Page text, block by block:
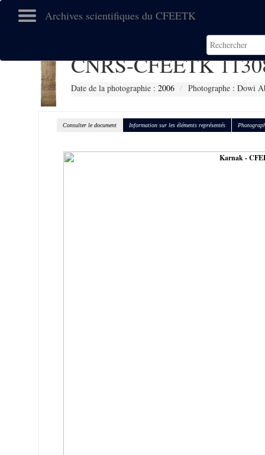
Archives scientifiques du CFEETK
CNRS-CFEETK
Date de la photographie : 2006 Photographe : Dowi
Consulter le document Information sur les éléments représentés